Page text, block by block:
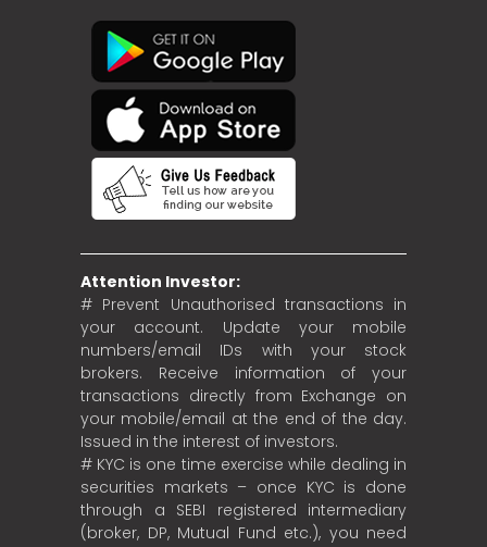
Attention Investor:
# Prevent Unauthorised transactions in
your account. Update your mobile
numbers/email IDs with your stock
brokers. Receive information of your
transactions directly from Exchange on
your mobile/email at the end of the day.
Issued in the interest of investors.
# KYC is one time exercise while dealing in
securities markets – once KYC is done
through a SEBI registered intermediary
(broker, DP, Mutual Fund etc.), you need